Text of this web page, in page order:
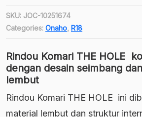
SKU: JOC-10251674
Categories: Onaho, R18
Rindou Komari THE HOLE
dengan desain seimbang
lembut
Rindou Komari THE HOLE ini
material lembut dan struktur